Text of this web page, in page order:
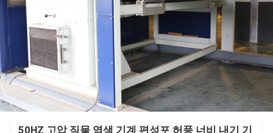
50HZ 고압 직물 염색 기계 편성포 허풍 너비 내기 기